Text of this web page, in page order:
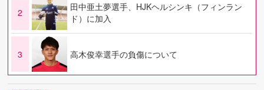
2
田中亜土夢選手、HJKヘルシンキ（フィンラン
ド）に加入
3 高木俊幸選手の負傷について